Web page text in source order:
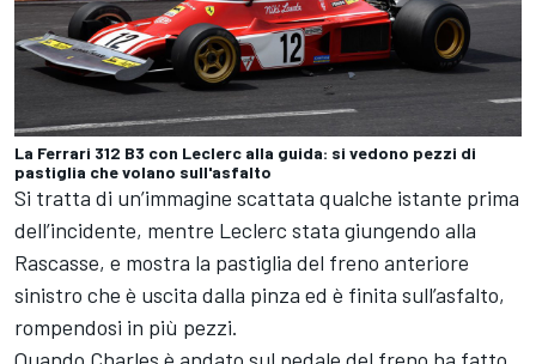
La Ferrari 312 B3 con Leclerc alla guida: si vedono pezzi di
pastiglia che volano sull'asfalto
Si tratta di un’immagine scattata qualche istante prima
dell’incidente, mentre Leclerc stata giungendo alla
Rascasse, e mostra la pastiglia del freno anteriore
sinistro che è uscita dalla pinza ed è finita sull’asfalto,
rompendosi in più pezzi.
Quando Charles è andato sul pedale del freno ha fatto